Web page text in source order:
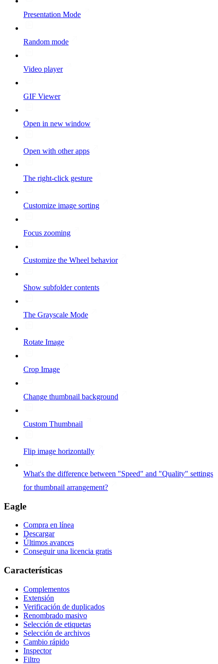
Presentation Mode
Random mode
Video player
GIF Viewer
Open in new window
Open with other apps
The right-click gesture
Customize image sorting
Focus zooming
Customize the Wheel behavior
Show subfolder contents
The Grayscale Mode
Rotate Image
Crop Image
Change thumbnail background
Custom Thumbnail
Flip image horizontally
What's the difference between "Speed" and "Quality" settings
for thumbnail arrangement?
Eagle
Compra en línea
Descargar
Últimos avances
Conseguir una licencia gratis
Características
Complementos
Extensión
Verificación de duplicados
Renombrado masivo
Selección de etiquetas
Selección de archivos
Cambio rápido
Inspector
Filtro